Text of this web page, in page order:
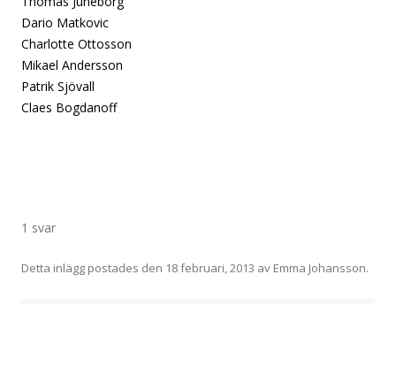
Dario Matkovic
Charlotte Ottosson
Mikael Andersson
Patrik Sjövall
Claes Bogdanoff
1 svar
Detta inlägg postades den 18 februari, 2013 av Emma Johansson.